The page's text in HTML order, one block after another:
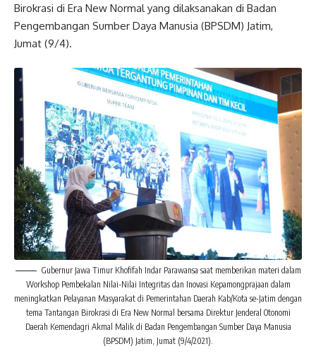
Birokrasi di Era New Normal yang dilaksanakan di Badan
Pengembangan Sumber Daya Manusia (BPSDM) Jatim,
Jumat (9/4).
Gubernur Jawa Timur Khofifah Indar Parawansa saat memberikan materi dalam
Workshop Pembekalan Nilai-Nilai Integritas dan Inovasi Kepamongprajaan dalam
meningkatkan Pelayanan Masyarakat di Pemerintahan Daerah Kab/Kota se-Jatim dengan
tema Tantangan Birokrasi di Era New Normal bersama Direktur Jenderal Otonomi
Daerah Kemendagri Akmal Malik di Badan Pengembangan Sumber Daya Manusia
(BPSDM) Jatim, Jumat (9/4/2021).